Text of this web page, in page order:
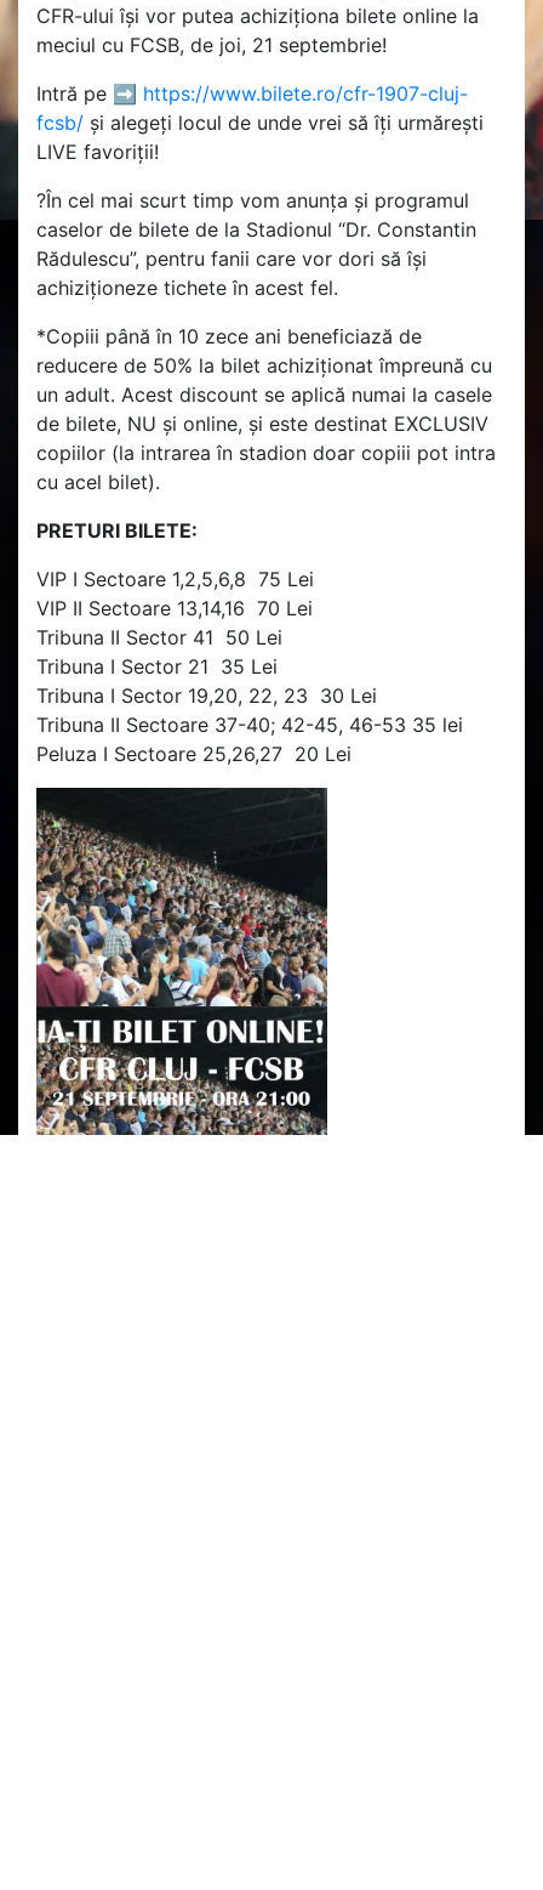
CFR-ului își vor putea achiziționa bilete online la
meciul cu FCSB, de joi, 21 septembrie!
Intră pe ➡ https://www.bilete.ro/cfr-1907-cluj-
fcsb/ și alegeți locul de unde vrei să îți urmărești
LIVE favoriții!
?În cel mai scurt timp vom anunța și programul
caselor de bilete de la Stadionul “Dr. Constantin
Rădulescu”, pentru fanii care vor dori să își
achiziționeze tichete în acest fel.
*Copiii până în 10 zece ani beneficiază de
reducere de 50% la bilet achiziționat împreună cu
un adult. Acest discount se aplică numai la casele
de bilete, NU și online, și este destinat EXCLUSIV
copiilor (la intrarea în stadion doar copiii pot intra
cu acel bilet).
PRETURI BILETE:
VIP I Sectoare 1,2,5,6,8 75 Lei
VIP II Sectoare 13,14,16 70 Lei
Tribuna II Sector 41 50 Lei
Tribuna I Sector 21 35 Lei
Tribuna I Sector 19,20, 22, 23 30 Lei
Tribuna II Sectoare 37-40; 42-45, 46-53 35 lei
Peluza I Sectoare 25,26,27 20 Lei